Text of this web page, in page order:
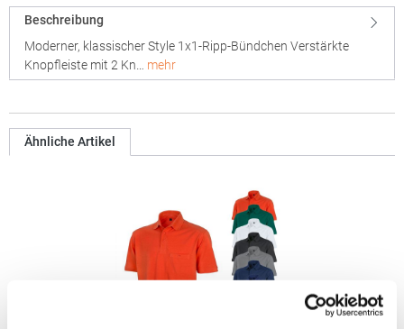
Beschreibung
Moderner, klassischer Style 1x1-Ripp-Bündchen Verstärkte
Knopfleiste mit 2 Kn… mehr
Ähnliche Artikel